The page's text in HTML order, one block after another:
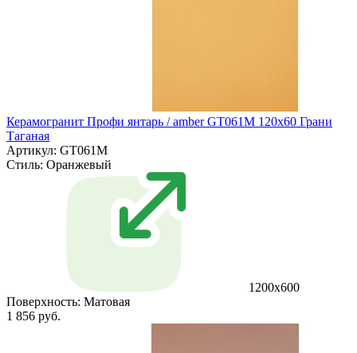
Керамогранит Профи янтарь / amber GT061M 120х60 Грани
Таганая
Артикул: GT061M
Стиль: Оранжевый
1200х600
Поверхность: Матовая
1 856 руб.